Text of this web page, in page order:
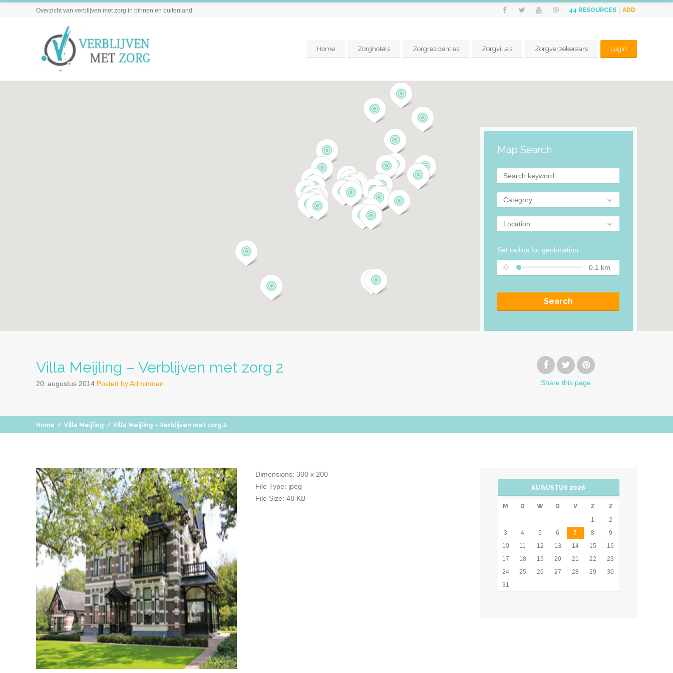
44 RESOURCES ADD
Overzicht van verblijven met zorg in binnen en buitenland
Home Zorghotels Zorgresidenties Zorgvilla’s Zorgverzekeraars Login
Map Search
Category
Location
Set radius for geolocation
0.1 km
Search
Villa Meijling – Verblijven met zorg 2
20. augustus 2014 Posted byAdminman Share this page
Home / Villa Meijling / Villa Meijling – Verblijven met zorg 2
Dimensions: 300 x 200
File Type: jpeg
File Size: 48 KB
AUGUSTUS 2026
M D W D V Z
Z
1
2
3
4 5 6 7 8
9
10
11 12 13 14 15
16
17
18 19 20 21 22
23
24
25 26 27 28 29
30
31